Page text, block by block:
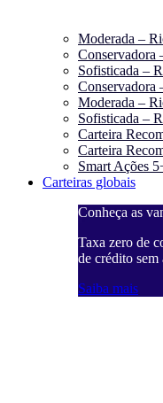
Moderada –
Conservadora
Sofisticada –
Moderada –
Sofisticada –
Carteira
Carteira
Smart Ações
Carteiras globais
Conheça as
Taxa zero de
de crédito sem
Saiba mais